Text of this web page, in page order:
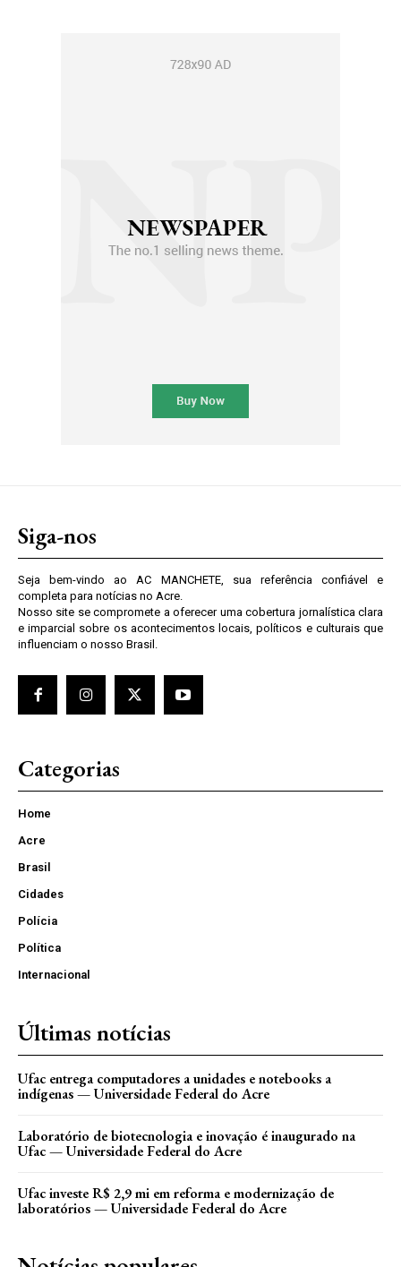
Siga-nos
Seja bem-vindo ao AC MANCHETE, sua referência confiável e
completa para notícias no Acre.
Nosso site se compromete a oferecer uma cobertura jornalística clara
e imparcial sobre os acontecimentos locais, políticos e culturais que
influenciam o nosso Brasil.
Categorias
Home
Acre
Brasil
Cidades
Polícia
Política
Internacional
Últimas notícias
Ufac entrega computadores a unidades e notebooks a
indígenas — Universidade Federal do Acre
Laboratório de biotecnologia e inovação é inaugurado na
Ufac — Universidade Federal do Acre
Ufac investe R$ 2,9 mi em reforma e modernização de
laboratórios — Universidade Federal do Acre